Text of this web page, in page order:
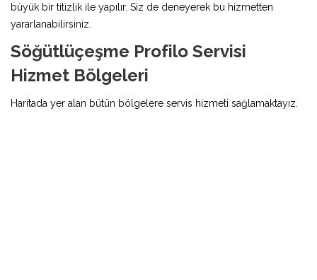
büyük bir titizlik ile yapılır. Siz de deneyerek bu hizmetten
yararlanabilirsiniz.
Söğütlüçeşme Profilo Servisi
Hizmet Bölgeleri
Haritada yer alan bütün bölgelere servis hizmeti sağlamaktayız.